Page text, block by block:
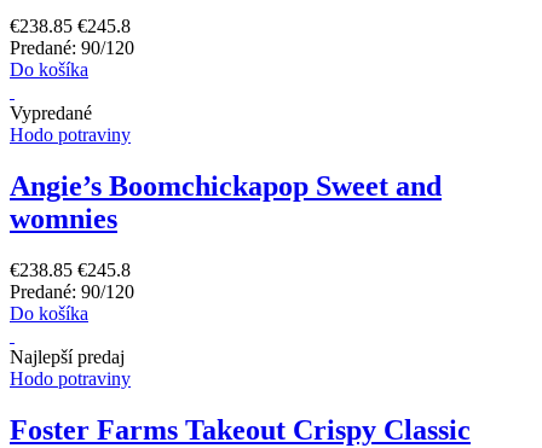
€238.85 €245.8
Predané: 90/120
Do košíka
Vypredané
Hodo potraviny
Angie’s Boomchickapop Sweet and
womnies
€238.85 €245.8
Predané: 90/120
Do košíka
Najlepší predaj
Hodo potraviny
Foster Farms Takeout Crispy Classic